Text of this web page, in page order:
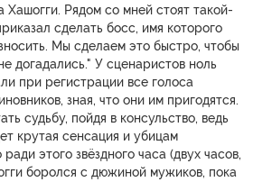
Хашогги. Рядом со мней стоят такой-
сделать босс, имя которого
Мы сделаем это быстро, чтобы
догадались." У сценаристов ноль
при регистрации все голоса
зная, что они им пригодятся.
судьбу, пойдя в консульство, ведь
крутая сенсация и убицам
этого звёздного часа (двух часов,
боролся с дюжиной мужиков, пока